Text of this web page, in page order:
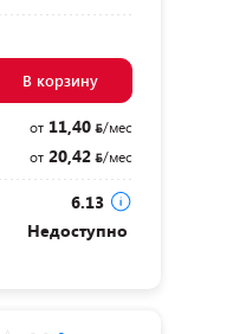
В корзину
от11,40
/мес
от20,42 /мес
6.13
Недоступно